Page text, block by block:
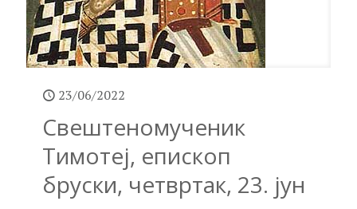
23/06/2022
Свештеномученик
Тимотеј, епископ
бруски, четвртак, 23. јун